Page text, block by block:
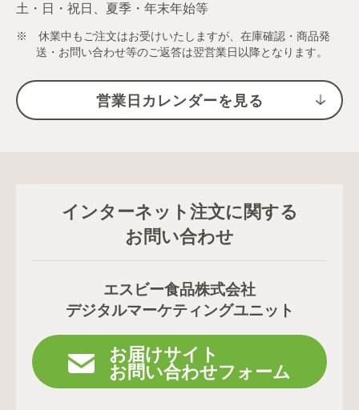
土・日・祝日、夏季・年末年始等
※ 休業中もご注文はお受けいたしますが、在庫確認・商品発
送・お問い合わせ等のご返答は翌営業日以降となります。
営業日カレンダーを見る
インターネット注文に関する
お問い合わせ
エスビー食品株式会社
デジタルマーケティングユニット
お届けサイト
お問い合わせフォーム